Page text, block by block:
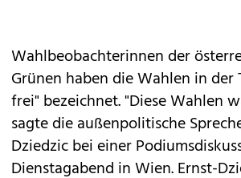
Wahlbeobachterinnen der
Grünen haben die Wahlen in der
frei" bezeichnet. "Diese Wahlen
sagte die außenpolitische
Dziedzic bei einer
Dienstagabend in Wien. Ernst-